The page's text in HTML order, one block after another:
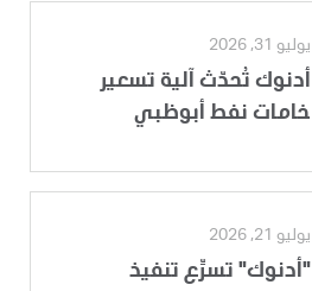
يوليو 31, 2026
أدنوك تُحدّث آلية تسعير
خامات نفط أبوظبي
يوليو 21, 2026
"أدنوك" تسرِّع تنفيذ